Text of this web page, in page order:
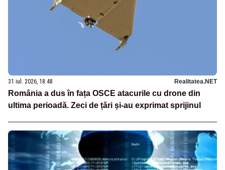
31 iul. 2026, 18:48 Realitatea.NET
România a dus în fața OSCE atacurile cu drone din
ultima perioadă. Zeci de țări și-au exprimat sprijinul